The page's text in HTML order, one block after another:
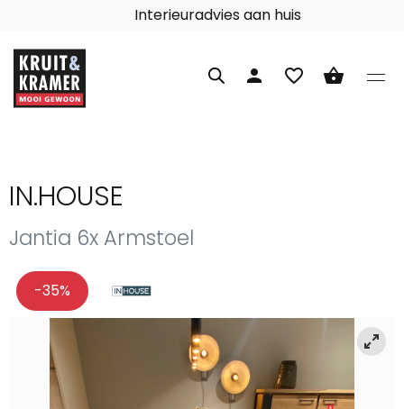
Interieuradvies aan huis
person favorite_border shopping_basket
IN.HOUSE
Jantia 6x Armstoel
-35%